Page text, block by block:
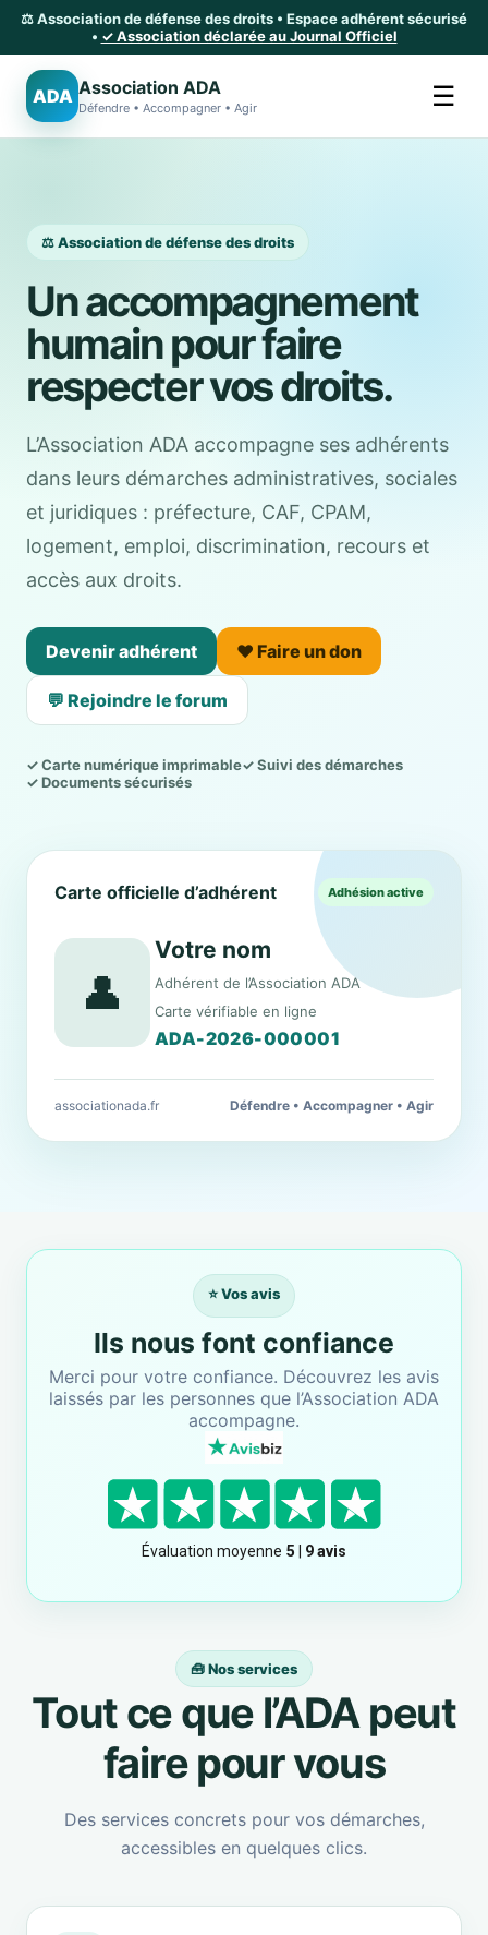
⚖️ Association de défense des droits • Espace adhérent sécurisé
• ✓ Association déclarée au Journal Officiel
ADA Association ADA
Défendre • Accompagner • Agir ☰
⚖️ Association de défense des droits
Un accompagnement
humain pour faire
respecter vos droits.
L’Association ADA accompagne ses adhérents
dans leurs démarches administratives, sociales
et juridiques : préfecture, CAF, CPAM,
logement, emploi, discrimination, recours et
accès aux droits.
Devenir adhérent ❤️ Faire un don
💬 Rejoindre le forum
✓ Carte numérique imprimable✓ Suivi des démarches
✓ Documents sécurisés
Carte officielle d’adhérent Adhésion active
👤
Votre nom
Adhérent de l’Association ADA
Carte vérifiable en ligne
ADA-2026-000001
associationada.fr Défendre • Accompagner • Agir
⭐ Vos avis
Ils nous font confiance
Merci pour votre confiance. Découvrez les avis
laissés par les personnes que l’Association ADA
accompagne.
🧰 Nos services
Tout ce que l’ADA peut
faire pour vous
Des services concrets pour vos démarches,
accessibles en quelques clics.